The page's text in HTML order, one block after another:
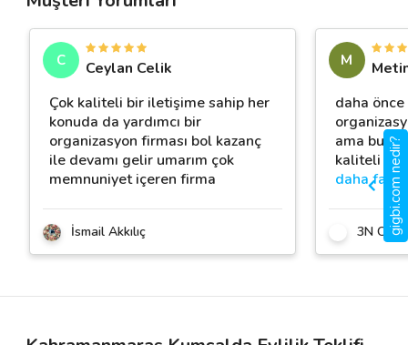
C
Ceylan Celik
Çok kaliteli bir iletişime sahip her
konuda da yardımcı bir
organizasyon firması bol kazanç
ile devamı gelir umarım çok
memnuniyet içeren firma
İsmail Akkılıç
M
daha
ama bu
kaliteli
daha fazla
3N gigbi.com nedir?